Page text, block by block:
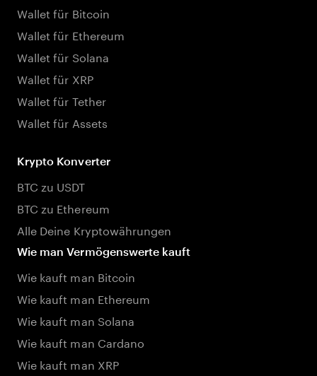
Wallet für Bitcoin
Wallet für Ethereum
Wallet für Solana
Wallet für XRP
Wallet für Tether
Wallet für Assets
Krypto Konverter
BTC zu USDT
BTC zu Ethereum
Alle Deine Kryptowährungen
Wie man Vermögenswerte kauft
Wie kauft man Bitcoin
Wie kauft man Ethereum
Wie kauft man Solana
Wie kauft man Cardano
Wie kauft man XRP